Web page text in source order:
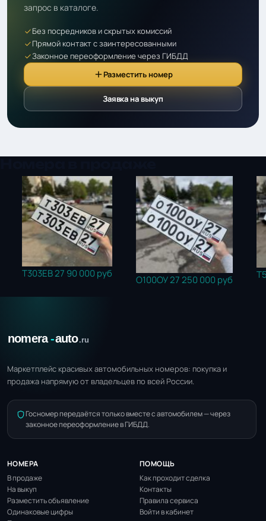
запрос в каталоге.
Без посредников и скрытых комиссий
Прямой контакт с заинтересованными
Законное переоформление через ГИБДД
Разместить номер
Заявка на выкуп
Т303ЕВ 27 90 000 руб
О100ОУ 27 250 000 руб
Маркетплейс красивых автомобильных номеров: покупка и
продажа напрямую от владельцев по всей России.
Госномер передаётся только вместе с автомобилем — через
законное переоформление в ГИБДД.
НОМЕРА
В продаже
На выкуп
Разместить объявление
Одинаковые цифры
ПОМОЩЬ
Как проходит сделка
Контакты
Правила сервиса
Войти в кабинет